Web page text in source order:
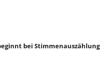
bei Stimmenauszählung